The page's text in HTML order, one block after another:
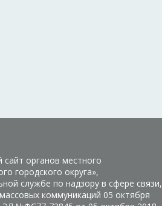
органов местного
городского округа»,
службе по надзору в сфере связи,
коммуникаций 05 октября